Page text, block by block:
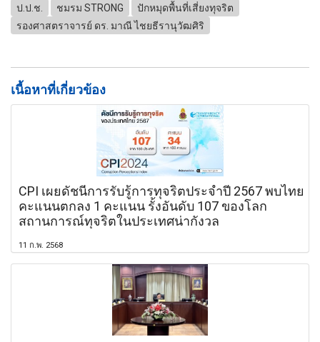
ป.ป.ช. ชมรม STRONG
ปักหมุดพื้นที่เสี่ยงทุจริต
รองศาสตราจารย์ ดร. มาณี ไชยธีรานุวัฒศิริ
เนื้อหาที่เกี่ยวข้อง
CPI เผยดัชนีการรับรู้การทุจริตประจำปี 2567 พบไทย
คะแนนตกลง 1 คะแนน รั้งอันดับ 107 ของโลก
สถานการณ์ทุจริตในประเทศน่ากังวล
11 ก.พ. 2568